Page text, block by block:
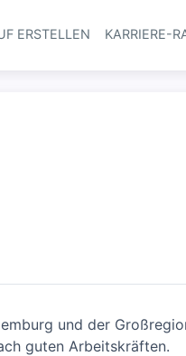
Haupt-
ERSTELLEN KARRIERE-
und der
guten Arbeitskräften.